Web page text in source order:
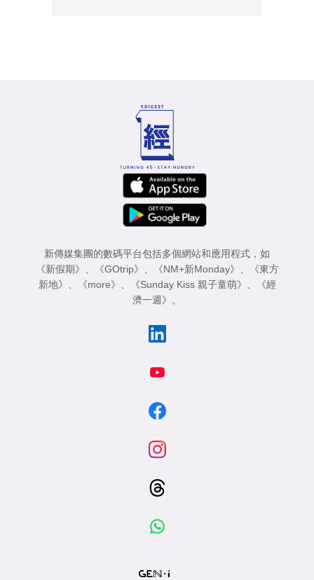
新傳媒集團的數碼平台包括多個網站和應用程式，如
《新假期》
《GOtrip》 《NM+新Monday》
《東方
新地》
《more》 《Sunday Kiss 親子童萌》
《經
濟一週》
。